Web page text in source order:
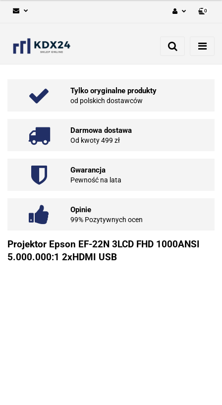
Zarejestruj się
0
Tylko oryginalne produkty
od polskich dostawców
Darmowa dostawa
Od kwoty 499 zł
Gwarancja
Pewność na lata
Opinie
99% Pozytywnych ocen
Projektor Epson EF-22N 3LCD FHD 1000ANSI
5.000.000:1 2xHDMI USB